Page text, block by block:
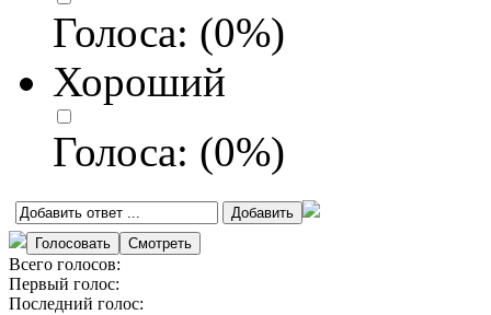
Голоса: (0%)
Хороший
Голоса: (0%)
Всего голосов:
Первый голос:
Последний голос: